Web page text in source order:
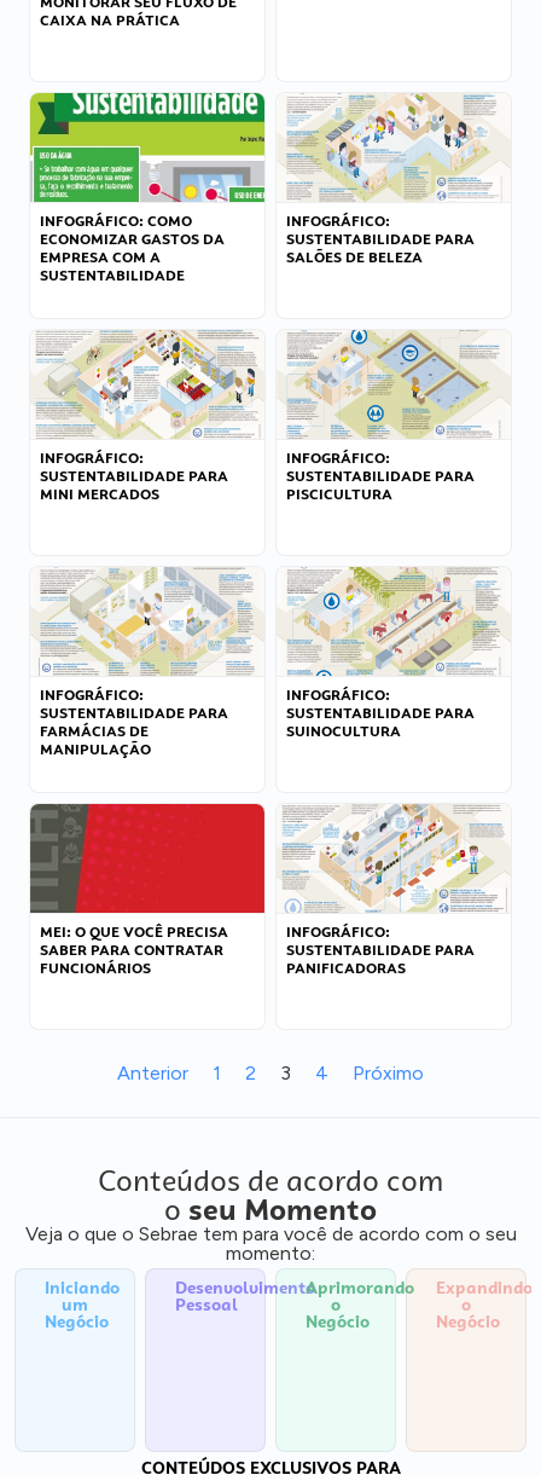
CAIXA NA PRÁTICA
INFOGRÁFICO: COMO
ECONOMIZAR GASTOS DA
EMPRESA COM A
SUSTENTABILIDADE
INFOGRÁFICO:
SUSTENTABILIDADE PARA
SALÕES DE BELEZA
INFOGRÁFICO:
SUSTENTABILIDADE PARA
MINI MERCADOS
INFOGRÁFICO:
SUSTENTABILIDADE PARA
PISCICULTURA
INFOGRÁFICO:
SUSTENTABILIDADE PARA
FARMÁCIAS DE
MANIPULAÇÃO
INFOGRÁFICO:
SUSTENTABILIDADE PARA
SUINOCULTURA
MEI: O QUE VOCÊ PRECISA
SABER PARA CONTRATAR
FUNCIONÁRIOS
INFOGRÁFICO:
SUSTENTABILIDADE PARA
PANIFICADORAS
Anterior 1 2 3 4 Próximo
Conteúdos de acordo com
o seu Momento
Veja o que o Sebrae tem para você de acordo com o seu
momento:
Iniciando
um
Negócio
Desenvolvimento
Pessoal
Aprimorando
o
Negócio
Expandindo
o
Negócio
CONTEÚDOS EXCLUSIVOS PARA